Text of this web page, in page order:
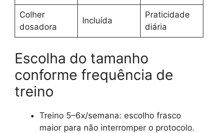
Colher
dosadora
Incluída
Praticidade
diária
Escolha do tamanho
conforme frequência de
treino
Treino 5–6x/semana: escolho frasco
maior para não interromper o protocolo.